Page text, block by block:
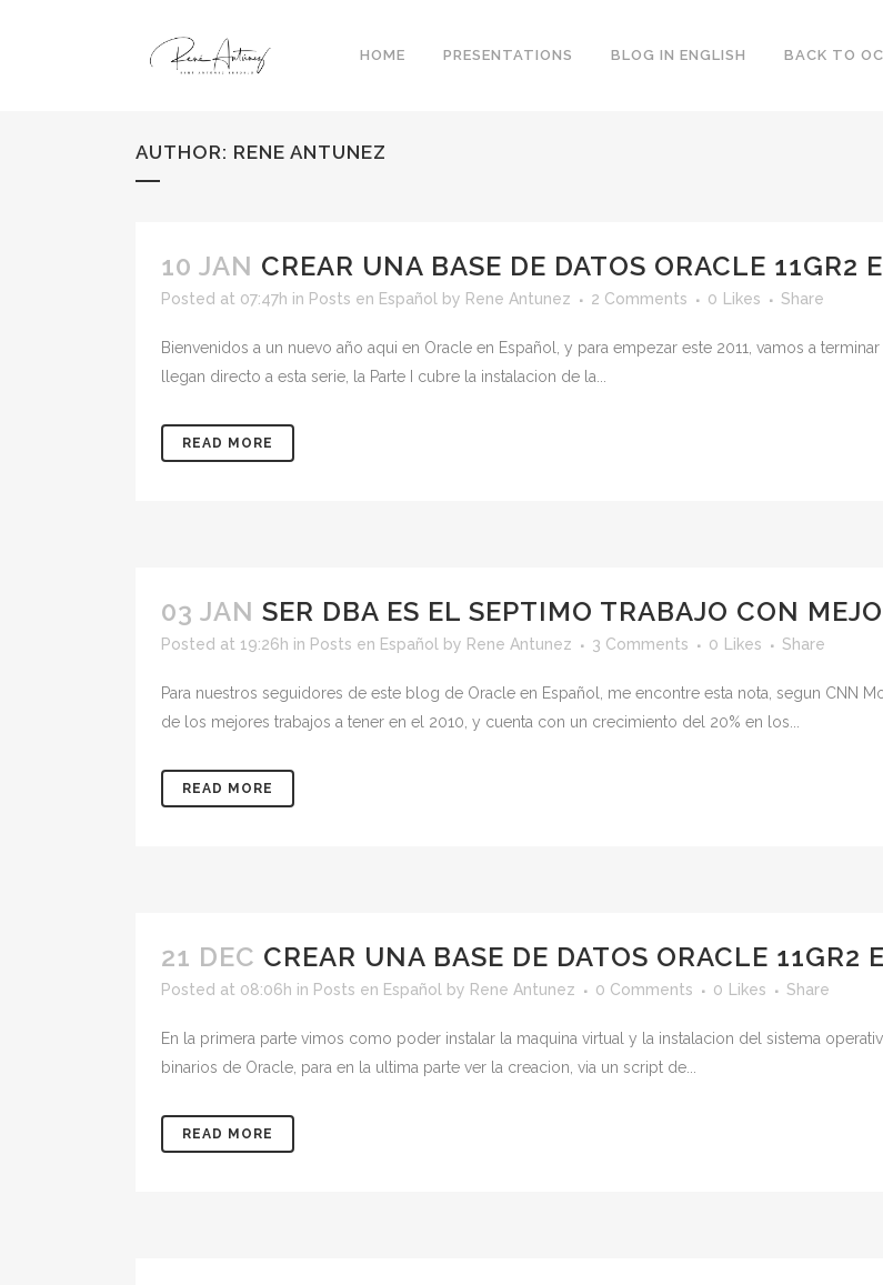
HOME PRESENTATIONS BLOG IN ENGLISH BACK TO
AUTHOR: RENE ANTUNEZ
10 JAN CREAR UNA BASE DE DATOS ORACLE 11GR2
Posted at 07:47h in Posts en Español by Rene Antunez 2 Comments 0 Likes Share
Bienvenidos a un nuevo año aqui en Oracle en Español, y para empezar este 2011, vamos a
llegan directo a esta serie, la Parte I cubre la instalacion de la...
READ MORE
03 JAN SER DBA ES EL SEPTIMO TRABAJO CON
Posted at 19:26h in Posts en Español by Rene Antunez 3 Comments 0 Likes Share
Para nuestros seguidores de este blog de Oracle en Español, me encontre esta nota, segun CNN
de los mejores trabajos a tener en el 2010, y cuenta con un crecimiento del 20% en los...
READ MORE
21 DEC CREAR UNA BASE DE DATOS ORACLE 11GR2
Posted at 08:06h in Posts en Español by Rene Antunez 0 Comments 0 Likes Share
En la primera parte vimos como poder instalar la maquina virtual y la instalacion del sistema
binarios de Oracle, para en la ultima parte ver la creacion, via un script de...
READ MORE